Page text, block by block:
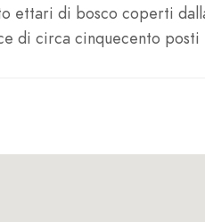
ettari di bosco coperti
di circa cinquecento posti